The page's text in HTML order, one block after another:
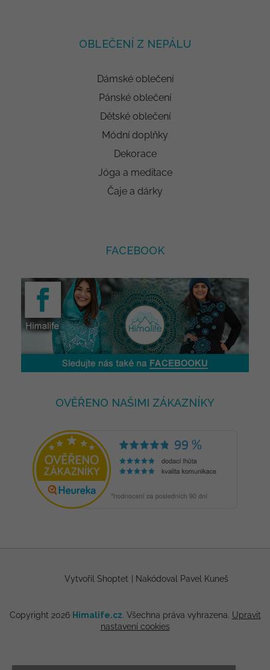
OBLEČENÍ Z NEPÁLU
Dámské oblečení
Pánské oblečení
Dětské oblečení
Módní doplňky
Dekorace
Jóga a meditace
Čaje a dárky
FACEBOOK
OVĚŘENO NAŠIMI ZÁKAZNÍKY
Vytvořil Shoptet Nakódoval Pavel Kuneš
Copyright 2026 Himalife.cz. Všechna práva vyhrazena. Upravit
nastavení cookies